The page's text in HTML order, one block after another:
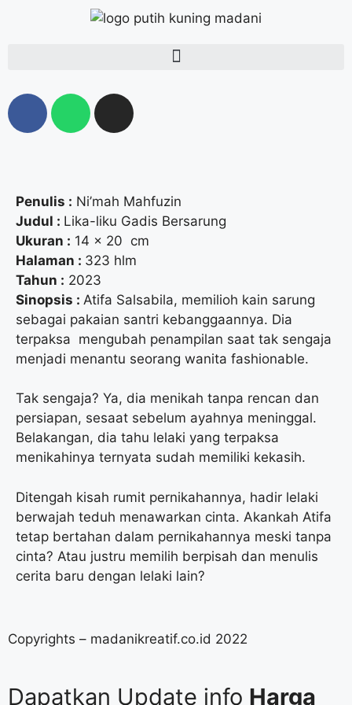
Penulis : Ni’mah Mahfuzin
Judul : Lika-liku Gadis Bersarung
Ukuran : 14 x 20 cm
Halaman : 323 hlm
Tahun : 2023
Sinopsis : Atifa Salsabila, memilioh kain sarung
sebagai pakaian santri kebanggaannya. Dia
terpaksa mengubah penampilan saat tak sengaja
menjadi menantu seorang wanita fashionable.
Tak sengaja? Ya, dia menikah tanpa rencan dan
persiapan, sesaat sebelum ayahnya meninggal.
Belakangan, dia tahu lelaki yang terpaksa
menikahinya ternyata sudah memiliki kekasih.
Ditengah kisah rumit pernikahannya, hadir lelaki
berwajah teduh menawarkan cinta. Akankah Atifa
tetap bertahan dalam pernikahannya meski tanpa
cinta? Atau justru memilih berpisah dan menulis
cerita baru dengan lelaki lain?
Copyrights – madanikreatif.co.id 2022
Dapatkan Update info Harga